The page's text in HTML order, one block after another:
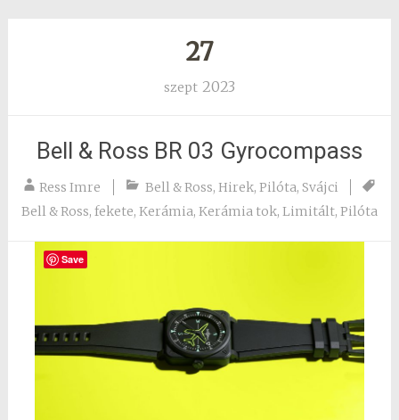
27
szept 2023
Bell & Ross BR 03 Gyrocompass
Ress Imre Bell & Ross, Hirek, Pilóta, Svájci
Bell & Ross, fekete, Kerámia, Kerámia tok, Limitált, Pilóta
Save